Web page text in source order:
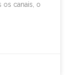
os canais, o